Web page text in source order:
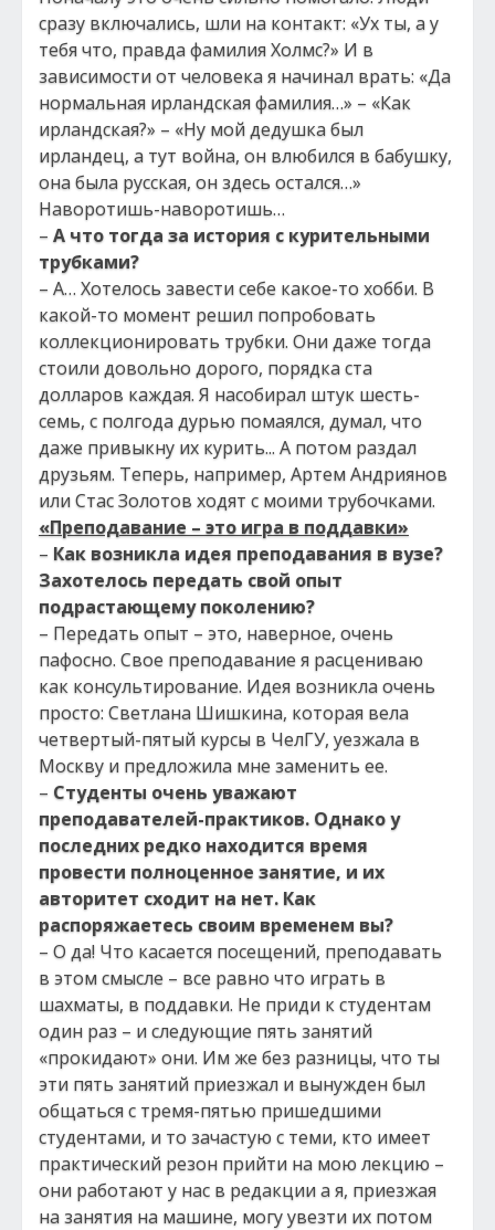
сразу включались, шли на контакт: «Ух ты, а у
тебя что, правда фамилия Холмс?» И в
зависимости от человека я начинал врать: «Да
нормальная ирландская фамилия…» – «Как
ирландская?» – «Ну мой дедушка был
ирландец, а тут война, он влюбился в бабушку,
она была русская, он здесь остался…»
Наворотишь-наворотишь…
– А что тогда за история с курительными
трубками?
– А… Хотелось завести себе какое-то хобби. В
какой-то момент решил попробовать
коллекционировать трубки. Они даже тогда
стоили довольно дорого, порядка ста
долларов каждая. Я насобирал штук шесть-
семь, с полгода дурью помаялся, думал, что
даже привыкну их курить... А потом раздал
друзьям. Теперь, например, Артем Андриянов
или Стас Золотов ходят с моими трубочками.
«Преподавание – это игра в поддавки»
– Как возникла идея преподавания в вузе?
Захотелось передать свой опыт
подрастающему поколению?
– Передать опыт – это, наверное, очень
пафосно. Свое преподавание я расцениваю
как консультирование. Идея возникла очень
просто: Светлана Шишкина, которая вела
четвертый-пятый курсы в ЧелГУ, уезжала в
Москву и предложила мне заменить ее.
– Студенты очень уважают
преподавателей-практиков. Однако у
последних редко находится время
провести полноценное занятие, и их
авторитет сходит на нет. Как
распоряжаетесь своим временем вы?
– О да! Что касается посещений, преподавать
в этом смысле – все равно что играть в
шахматы, в поддавки. Не приди к студентам
один раз – и следующие пять занятий
«прокидают» они. Им же без разницы, что ты
эти пять занятий приезжал и вынужден был
общаться с тремя-пятью пришедшими
студентами, и то зачастую с теми, кто имеет
практический резон прийти на мою лекцию –
они работают у нас в редакции а я, приезжая
на занятия на машине, могу увезти их потом